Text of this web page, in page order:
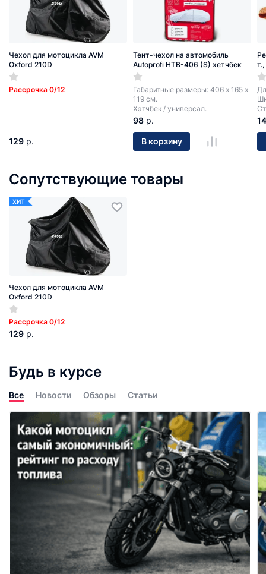
Чехол для мотоцикла AVM
Oxford 210D
Рассрочка 0/12
129 р.
Тент-чехол на автомобиль
Autoprofi HTB-406 (S) хетчбек
Габаритные размеры: 406 х 165 х
119 см.
Хэтчбек / универсал.
98 р.
В корзину
14
Сопутствующие товары
ХИТ
Чехол для мотоцикла AVM
Oxford 210D
Рассрочка 0/12
129 р.
Будь в курсе
Все Новости Обзоры Статьи